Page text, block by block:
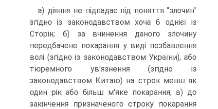
а) діяння не підпадає під поняття "злочин"
згідно із законодавством хоча б однієї із
Сторін; б) за вчинення даного злочину
передбачене покарання у виді позбавлення
волі (згідно із законодавством України), або
тюремного ув'язнення (згідно із
законодавством Китаю) на строк менш як
один рік або більш м'яке покарання; в) до
закінчення призначеного строку покарання